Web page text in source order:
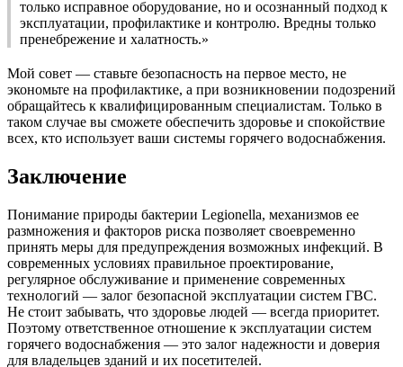
только исправное оборудование, но и осознанный подход к
эксплуатации, профилактике и контролю. Вредны только
пренебрежение и халатность.»
Мой совет — ставьте безопасность на первое место, не
экономьте на профилактике, а при возникновении подозрений
обращайтесь к квалифицированным специалистам. Только в
таком случае вы сможете обеспечить здоровье и спокойствие
всех, кто использует ваши системы горячего водоснабжения.
Заключение
Понимание природы бактерии Legionella, механизмов ее
размножения и факторов риска позволяет своевременно
принять меры для предупреждения возможных инфекций. В
современных условиях правильное проектирование,
регулярное обслуживание и применение современных
технологий — залог безопасной эксплуатации систем ГВС.
Не стоит забывать, что здоровье людей — всегда приоритет.
Поэтому ответственное отношение к эксплуатации систем
горячего водоснабжения — это залог надежности и доверия
для владельцев зданий и их посетителей.